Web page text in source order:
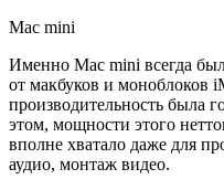
Mac mini
Именно Mac mini всегда
от макбуков и моноблоков
производительность была
этом, мощности этого
вполне хватало даже для
аудио, монтаж видео.